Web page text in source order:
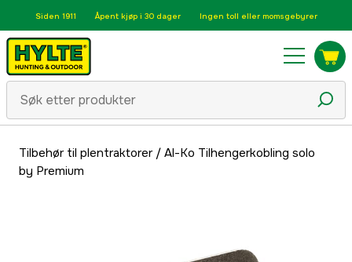
Siden 1911 Åpent kjøp i 30 dager Ingen toll eller momsgebyrer
Tilbehør til plentraktorer/ Al-Ko Tilhengerkobling solo
by Premium